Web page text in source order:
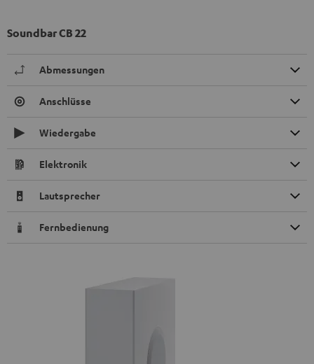
Soundbar CB 22
Abmessungen
Anschlüsse
Wiedergabe
Elektronik
Lautsprecher
Fernbedienung